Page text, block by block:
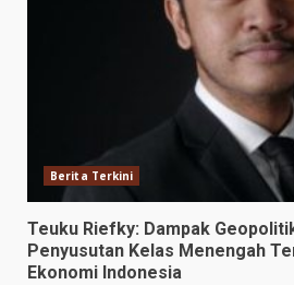
Berita Terkini
Teuku Riefky: Dampak
Penyusutan Kelas Menengah
Ekonomi Indonesia